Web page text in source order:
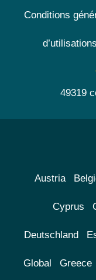
Conditions
d’utilisations
49319
Austria
Cyprus
Deutschland
Global Greece